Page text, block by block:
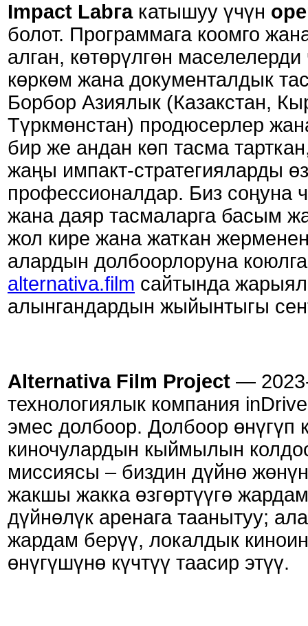
Impact Labга катышуу үчүн
болот. Программага коомго
алган, көтөрүлгөн
көркөм жана документалдык
Борбор Азиялык (Казакстан,
Түркмөнстан) продюсерлер
бир же андан көп тасма
жаңы импакт-стратегияларды
профессионалдар. Биз соңуна
жана даяр тасмаларга басым
жол кире жана жаткан
алардын долбоорлоруна
alternativa.film сайтында
алынгандардын жыйынтыгы
Alternativa Film Project —
технологиялык компания
эмес долбоор. Долбоор өнүгүп
киночулардын кыймылын
миссиясы – биздин дүйнө
жакшы жакка өзгөртүүгө
дүйнөлүк аренага таанытуу;
жардам берүү, локалдык
өнүгүшүнө күчтүү таасир этүү.